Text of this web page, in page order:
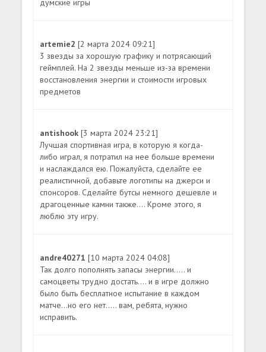
думские игры
artemie2[2 марта 2024 09:21]
3 звезды за хорошую графику и потрясающий
геймплей. На 2 звезды меньше из-за времени
восстановления энергии и стоимости игровых
предметов
antishook[3 марта 2024 23:21]
Лучшая спортивная игра, в которую я когда-
либо играл, я потратил на нее больше времени
и наслаждался ею. Пожалуйста, сделайте ее
реалистичной, добавьте логотипы на джерси и
спонсоров. Сделайте бутсы немного дешевле и
драгоценные камни также.... Кроме этого, я
люблю эту игру.
andre40271[10 марта 2024 04:08]
Так долго пополнять запасы энергии..... и
самоцветы трудно достать.... и в игре должно
было быть бесплатное испытание в каждом
матче...но его нет..... вам, ребята, нужно
исправить.